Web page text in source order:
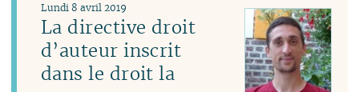
La directive droit
d’auteur inscrit
dans le droit la
Lundi 8 avril 2019